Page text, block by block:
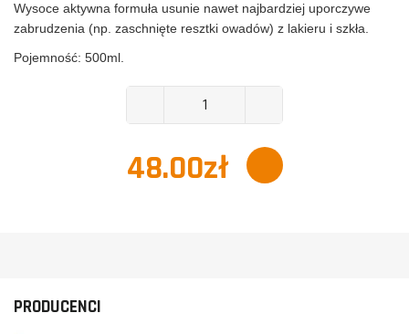
Wysoce aktywna formuła usunie nawet najbardziej uporczywe
zabrudzenia (np. zaschnięte resztki owadów) z lakieru i szkła.
Pojemność: 500ml.
48.00zł